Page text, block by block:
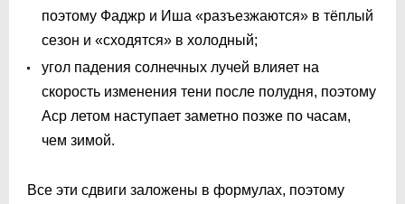
поэтому Фаджр и Иша «разъезжаются» в тёплый
сезон и «сходятся» в холодный;
угол падения солнечных лучей влияет на
скорость изменения тени после полудня, поэтому
Аср летом наступает заметно позже по часам,
чем зимой.
Все эти сдвиги заложены в формулах, поэтому